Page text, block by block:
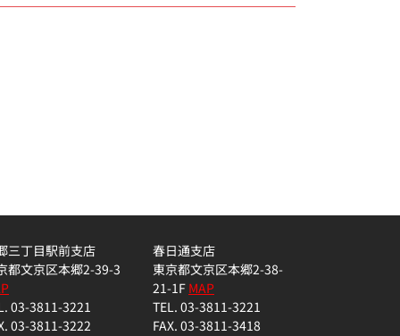
三丁目駅前支店
都文京区本郷2-39-3
03-3811-3221
03-3811-3222
春日通支店
東京都文京区本郷2-38-
21-1FMAP
TEL. 03-3811-3221
FAX. 03-3811-3418